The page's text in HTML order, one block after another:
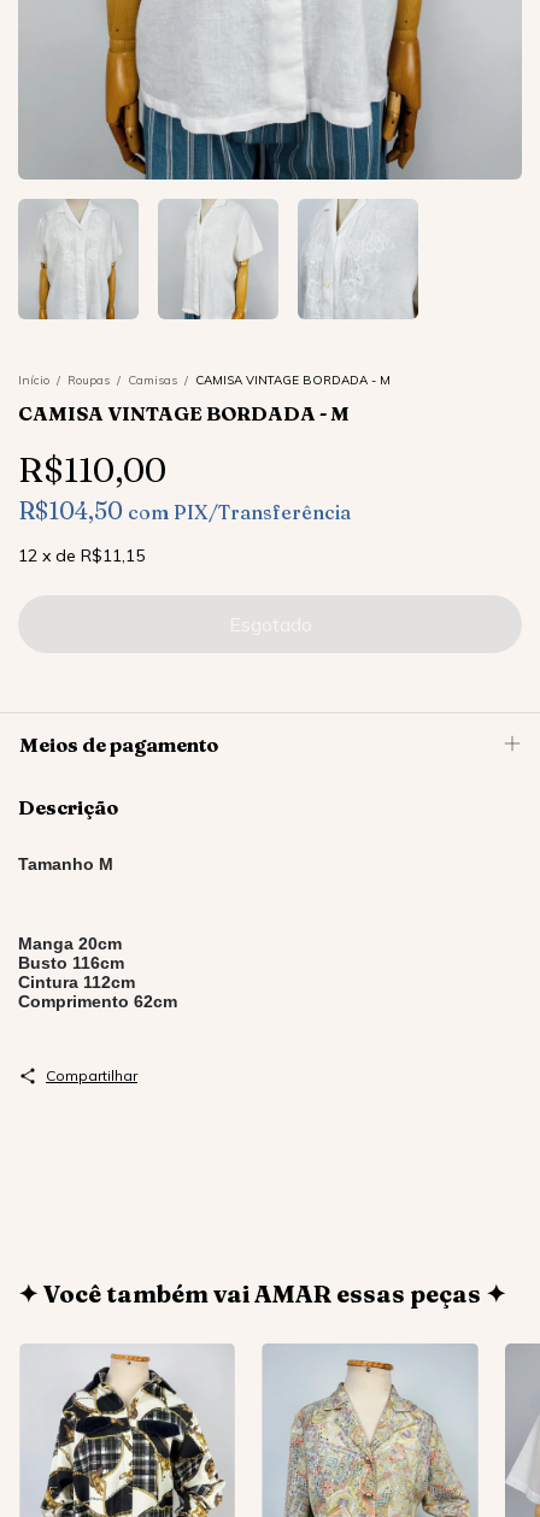
Início / Roupas / Camisas / CAMISA VINTAGE BORDADA - M
CAMISA VINTAGE BORDADA - M
R$110,00
R$104,50 com PIX/Transferência
12 x de R$11,15
Meios de pagamento
Descrição
Tamanho M
Manga 20cm
Busto 116cm
Cintura 112cm
Comprimento 62cm
Compartilhar
✦ Você também vai AMAR essas peças ✦